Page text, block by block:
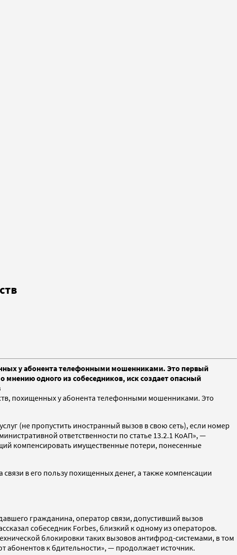
у абонента телефонными мошенниками. Это первый
одного из собеседников, иск создает опасный
похищенных у абонента телефонными мошенниками. Это
(не пропустить иностранный вызов в свою сеть), если номер
ответственности по статье 13.2.1 КоАП», —
компенсировать имущественные потери, понесенные
в его пользу похищенных денег, а также компенсации
гражданина, оператор связи, допустивший вызов
собеседник Forbes, близкий к одному из операторов.
блокировки таких вызовов антифрод-системами, в том
к бдительности», — продолжает источник.